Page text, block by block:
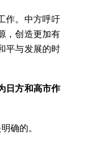
作。中方呼吁
，创造更加有
平与发展的时
日方和高市作
确的。